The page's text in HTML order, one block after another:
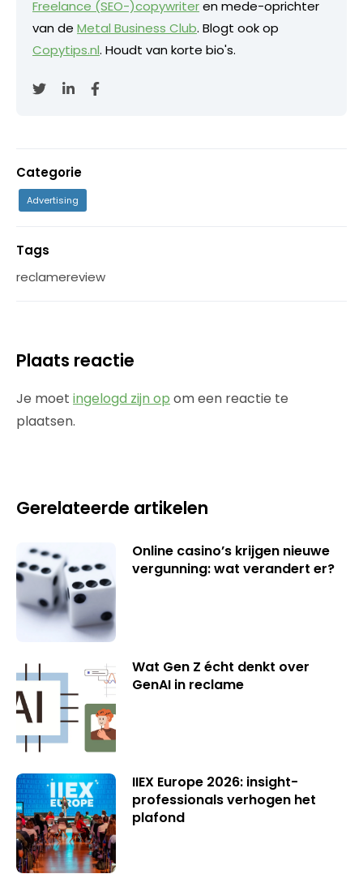
Freelance (SEO-)copywriteren mede-oprichter
van de Metal Business Club. Blogt ook op
Copytips.nl. Houdt van korte bio's.
Categorie
Advertising
Tags
reclamereview
Plaats reactie
Je moet ingelogd zijn op om een reactie te
plaatsen.
Gerelateerde artikelen
Online casino’s krijgen nieuwe
vergunning: wat verandert er?
Wat Gen Z écht denkt over
GenAI in reclame
IIEX Europe 2026: insight-
professionals verhogen het
plafond